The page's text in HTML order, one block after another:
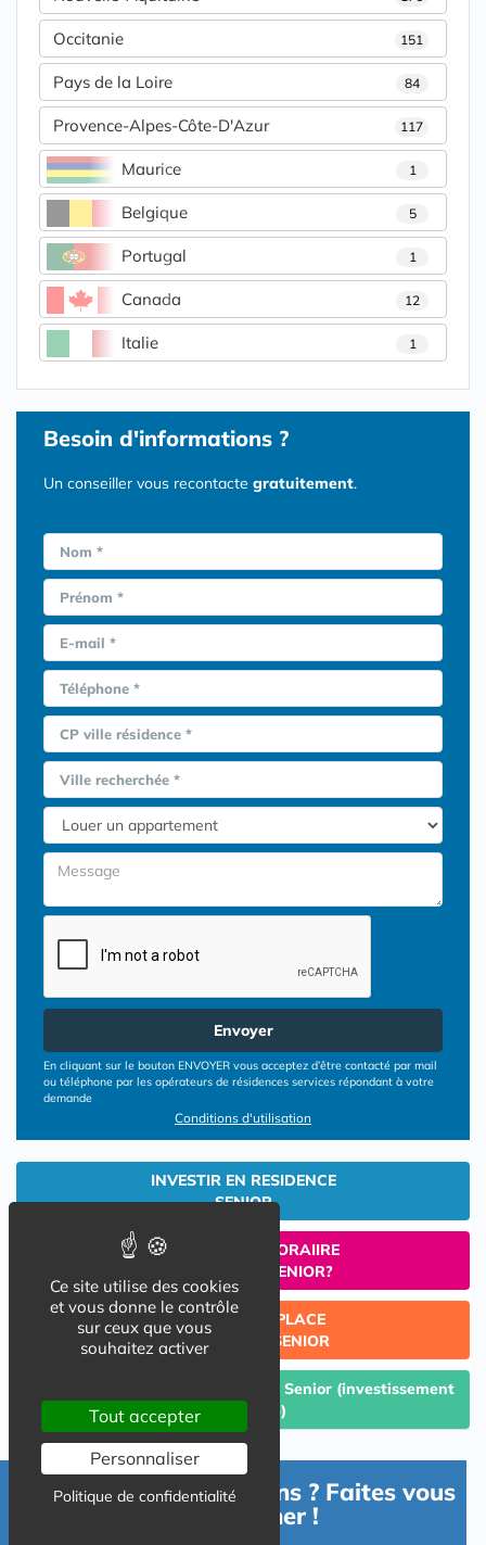
Occitanie 151
Pays de la Loire 84
Provence-Alpes-Côte-D'Azur 117
Maurice 1
Belgique 5
Portugal 1
Canada 12
Italie 1
Besoin d'informations ?
Un conseiller vous recontacte gratuitement.
Nom *
Prénom *
E-mail *
Téléphone *
CP ville résidence *
Ville recherchée *
Envoyer
En cliquant sur le bouton ENVOYER vous acceptez d’être contacté par mail
ou téléphone par les opérateurs de résidences services répondant à votre
demande
Conditions d'utilisation
INVESTIR EN RESIDENCE
SENIOR
UN SEJOUR TEMPORAIIRE
EN RESIDENCE SENIOR?
TROUVER UNE PLACE
EN RESIDENCE SENIOR
Céder un lot acquis en Résidence Senior (investissement
Lmp/Lmnp)
Besoin d'informations ? Faites vous
accompagner !
Ce site utilise des cookies
et vous donne le contrôle
sur ceux que vous
souhaitez activer
Tout accepter
Personnaliser
Politique de confidentialité